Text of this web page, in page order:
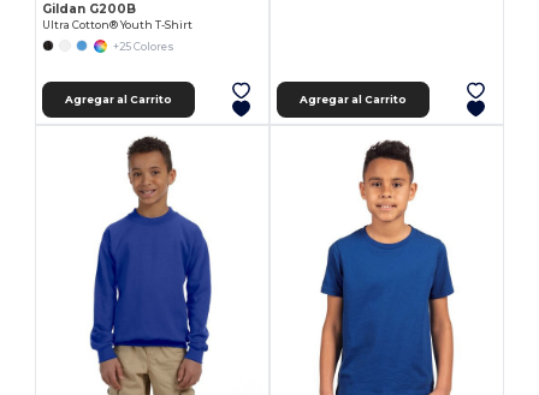
Gildan G200B
Ultra Cotton® Youth T-Shirt
+25 Colores
Agregar al Carrito Agregar al Carrito